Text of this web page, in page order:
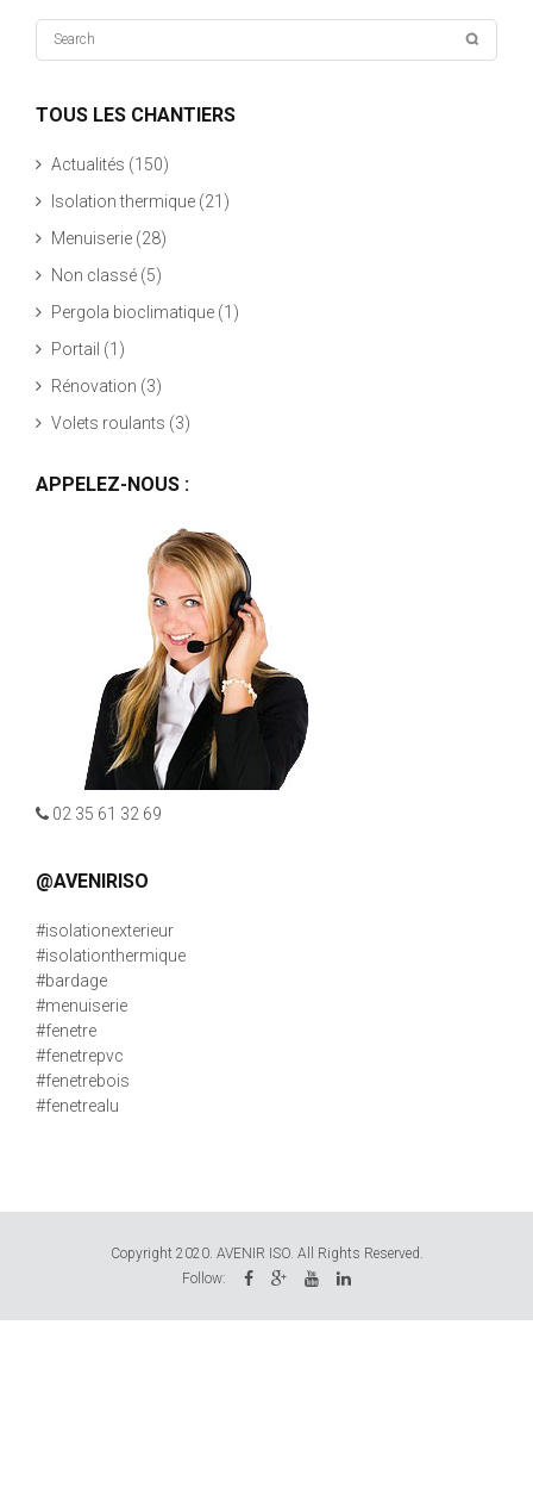
TOUS LES CHANTIERS
Actualités (150)
Isolation thermique (21)
Menuiserie (28)
Non classé (5)
Pergola bioclimatique (1)
Portail (1)
Rénovation (3)
Volets roulants (3)
APPELEZ-NOUS :
02 35 61 32 69
@AVENIRISO
#isolationexterieur
#isolationthermique
#bardage
#menuiserie
#fenetre
#fenetrepvc
#fenetrebois
#fenetrealu
Copyright 2020. AVENIR ISO. All Rights Reserved.
Follow: